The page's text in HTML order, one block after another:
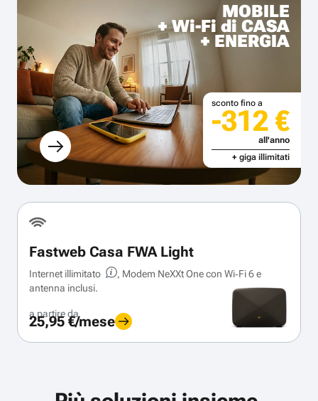
MOBILE
+ Wi-Fi di CASA
+ ENERGIA
sconto fino a
-312 €
all'anno
+ giga illimitati
Fastweb Casa FWA Light
Internet illimitato
, Modem NeXXt One con Wi‑Fi 6 e
antenna inclusi.
a partire da
25,95 €/mese